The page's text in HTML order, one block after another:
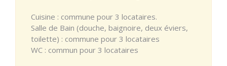
Cuisine : commune pour 3 locataires.
Salle de Bain (douche, baignoire, deux éviers,
toilette) : commune pour 3 locataires
WC : commun pour 3 locataires